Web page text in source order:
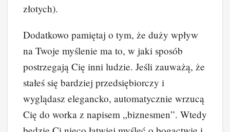
złotych).
Dodatkowo pamiętaj o tym, że duży wpływ
na Twoje myślenie ma to, w jaki sposób
postrzegają Cię inni ludzie. Jeśli zauważą, że
stałeś się bardziej przedsiębiorczy i
wyglądasz elegancko, automatycznie wrzucą
Cię do worka z napisem „biznesmen”. Wtedy